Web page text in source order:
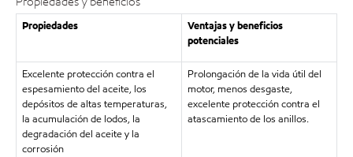
Propiedades
Ventajas y beneficios
potenciales
Excelente protección contra el
espesamiento del aceite, los
depósitos de altas temperaturas,
la acumulación de lodos, la
degradación del aceite y la
corrosión
Prolongación de la vida útil del
motor, menos desgaste,
excelente protección contra el
atascamiento de los anillos.